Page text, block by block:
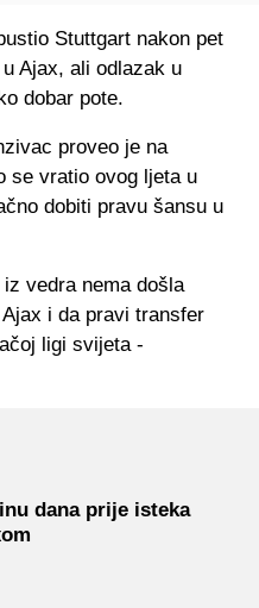
Stuttgart nakon pet
Ajax, ali odlazak u
dobar pote.
proveo je na
se vratio ovog ljeta u
dobiti pravu šansu u
vedra nema došla
i da pravi transfer
ligi svijeta -
dana prije isteka